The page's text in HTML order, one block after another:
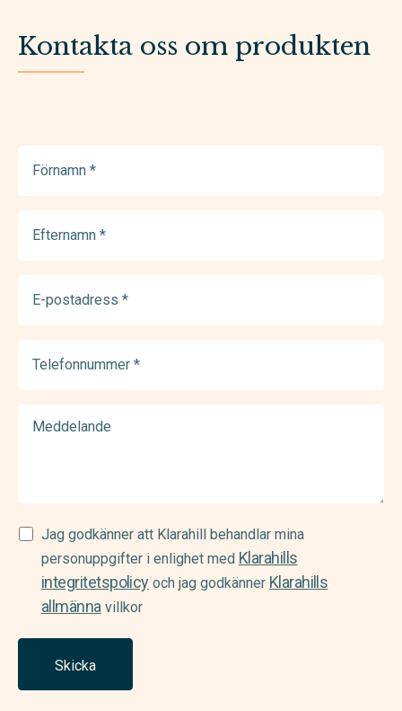
Kontakta oss om produkten
(Required)
(Required)
postadress
(Required)
Samtycke
(Required)
Jag godkänner att Klarahill behandlar mina
personuppgifter i enlighet med Klarahills
integritetspolicyoch jag godkänner Klarahills
allmännavillkor
Skicka